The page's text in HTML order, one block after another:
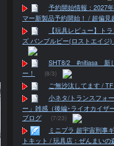
予約開始情報：2027
マー新製品予約開始！ / 超偏見
【玩具レビュー】ト
ズ バンブルビー(ロストエイジ
SHT8/2 #nitiasa 新
ー！
(8/3)
ご無沙汰してます /
小ネタ/トランスフォ
ー」雑感（後編･ライオカイザ
ブログ
(7/23)
ミニプラ 超宇宙刑事
トキット / 玩具店：ぜんまいの